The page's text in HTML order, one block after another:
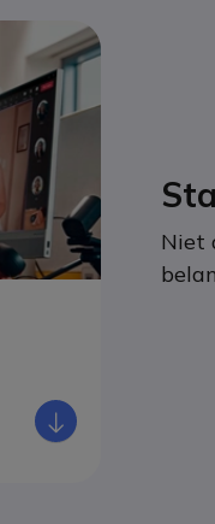
Icono
Niet